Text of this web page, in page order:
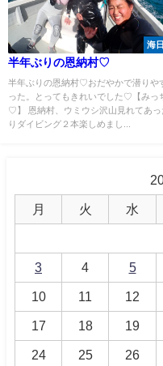
海
半年ぶりの恩納村♡
半年ぶりの恩納村♡おだやかで潜りや
った。とってもきれいでした♡【みっ
♡】 恩納村、ウミウシ沢山見れてあっ
りダイビング２本楽しめまし...
月 火 水
3 4 5
10 11 12
17 18 19
24 25 26